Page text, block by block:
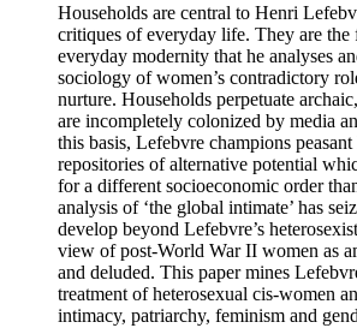
Households are central to Henri
critiques of everyday life. They are the
everyday modernity that he analyses
sociology of women’s contradictory
nurture. Households perpetuate
are incompletely colonized by media
this basis, Lefebvre champions peasant
repositories of alternative potential
for a different socioeconomic order
analysis of ‘the global intimate’ has
develop beyond Lefebvre’s
view of post-World War II women as
and deluded. This paper mines
treatment of heterosexual cis-women
intimacy, patriarchy, feminism and